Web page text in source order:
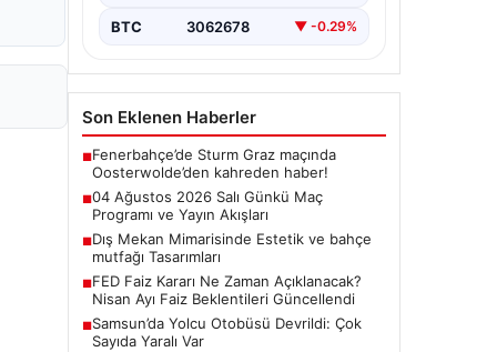
BTC 3062678 ▼ -0.29%
Son Eklenen Haberler
■Fenerbahçe’de Sturm Graz maçında
Oosterwolde’den kahreden haber!
■04 Ağustos 2026 Salı Günkü Maç
Programı ve Yayın Akışları
■Dış Mekan Mimarisinde Estetik ve bahçe
mutfağı Tasarımları
■FED Faiz Kararı Ne Zaman Açıklanacak?
Nisan Ayı Faiz Beklentileri Güncellendi
■Samsun’da Yolcu Otobüsü Devrildi: Çok
Sayıda Yaralı Var